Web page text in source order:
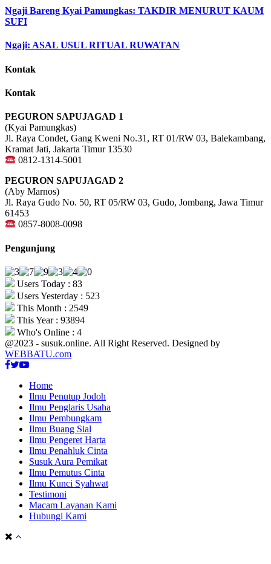
Ngaji Bareng Kyai Pamungkas: TAKDIR MENURUT KAUM
SUFI
Ngaji: ASAL USUL RITUAL RUWATAN
Kontak
Kontak
PEGURON SAPUJAGAD 1
(Kyai Pamungkas)
Jl. Raya Condet, Gang Kweni No.31, RT 01/RW 03, Balekambang,
Kramat Jati, Jakarta Timur 13530
0812-1314-5001
PEGURON SAPUJAGAD 2
(Aby Marnos)
Jl. Raya Gudo No. 50, RT 05/RW 03, Gudo, Jombang, Jawa Timur
61453
0857-8008-0098
Pengunjung
Users Today : 83
Users Yesterday : 523
This Month : 2549
This Year : 93894
Who's Online : 4
@2023 - susuk.online. All Right Reserved. Designed by
WEBBATU.com
Facebook
Twitter
Youtube
Home
Ilmu Penutup Jodoh
Ilmu Penglaris Usaha
Ilmu Pembungkam
Ilmu Buang Sial
Ilmu Pengeret Harta
Ilmu Penahluk Cinta
Susuk Aura Pemikat
Ilmu Pemutus Cinta
Ilmu Kunci Syahwat
Testimoni
Macam Layanan Kami
Hubungi Kami